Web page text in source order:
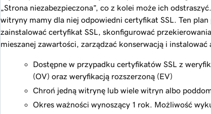
„Strona niezabezpieczona”, co z kolei może ich
witryny mamy dla niej odpowiedni certyfikat SSL. Ten plan
zainstalować certyfikat SSL, skonfigurować
mieszanej zawartości, zarządzać konserwacją i instalować
Dostępne w przypadku certyfikatów SSL z
(OV) oraz weryfikacją rozszerzoną (EV)
Chroń jedną witrynę lub wiele witryn albo
Okres ważności wynoszący 1 rok. Możliwość